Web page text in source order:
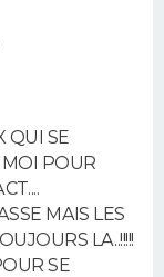
QUI SE
POUR
MAIS LES
LA..!!!!!
SE